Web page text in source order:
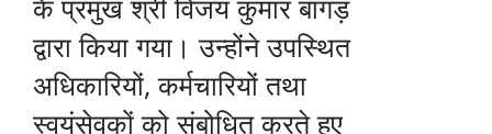
के प्रमुख श्री विजय कुमार बांगड़
द्वारा किया गया। उन्होंने उपस्थित
अधिकारियों, कर्मचारियों तथा
स्वयंसेवकों को संबोधित करते हुए